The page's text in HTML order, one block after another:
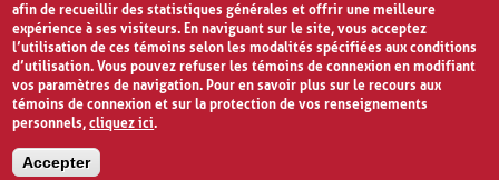
afin de recueillir des statistiques générales et offrir une meilleure
expérience à ses visiteurs. En naviguant sur le site, vous acceptez
l’utilisation de ces témoins selon les modalités spécifiées aux conditions
d’utilisation. Vous pouvez refuser les témoins de connexion en modifiant
vos paramètres de navigation. Pour en savoir plus sur le recours aux
témoins de connexion et sur la protection de vos renseignements
personnels,cliquez ici.
Accepter